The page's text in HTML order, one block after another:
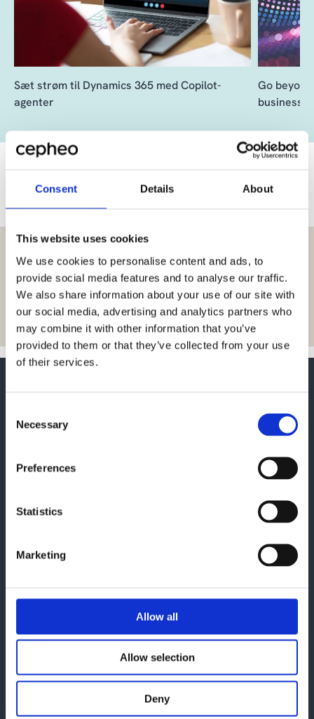
Consent Details About
This website uses cookies
We use cookies to personalise content and ads, to
provide social media features and to analyse our traffic.
We also share information about your use of our site with
our social media, advertising and analytics partners who
may combine it with other information that you’ve
provided to them or that they’ve collected from your use
of their services.
Selection
Necessary
Preferences
Statistics
Marketing
Allow all
Allow selection
Deny
Sæt strøm til Dynamics 365 med Copilot-
agenter
Go
business?
Lad os inspirere dig med
nyheder og indsigter
Tilmeld dig
1799 København V
Email:cepheo@cepheo.com
Se lokationer